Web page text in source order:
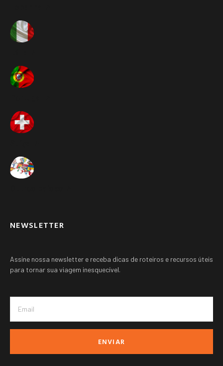
NEWSLETTER
Assine nossa newsletter e receba dicas de roteiros e recursos úteis
para tornar sua viagem inesquecível.
ENVIAR